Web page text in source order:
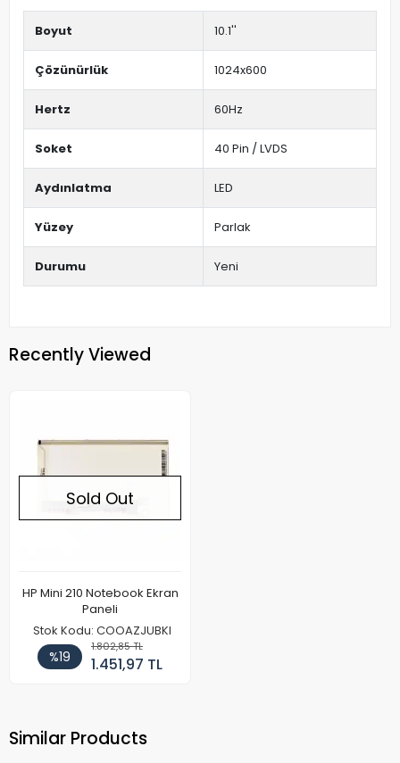
Boyut 10.1''
Çözünürlük 1024x600
Hertz 60Hz
Soket 40 Pin / LVDS
Aydınlatma LED
Yüzey Parlak
Durumu Yeni
Recently Viewed
Sold Out
HP Mini 210 Notebook Ekran
Paneli
Stok Kodu: COOAZJUBKI
%19
1.802,85 TL
1.451,97 TL
Similar Products